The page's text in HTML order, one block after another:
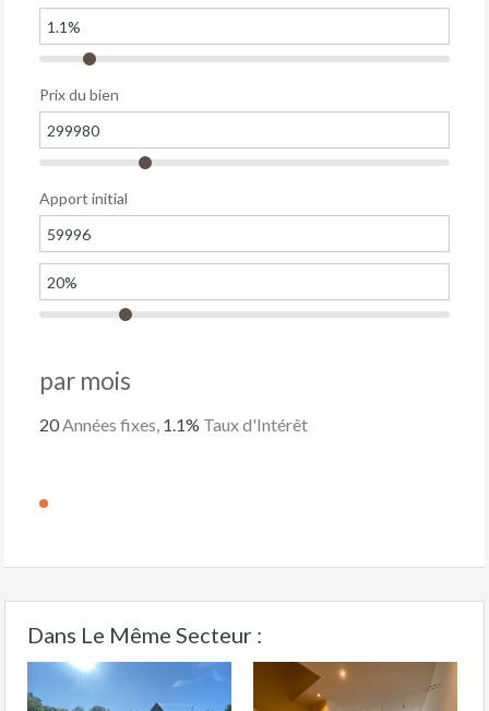
Prix du bien
Apport initial
par mois
20Années fixes, 1.1% Taux d'Intérêt
Dans Le Même Secteur :